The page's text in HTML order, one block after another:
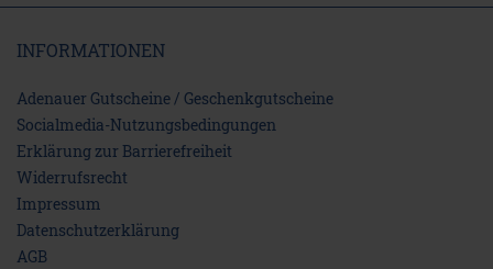
INFORMATIONEN
Adenauer Gutscheine / Geschenkgutscheine
Socialmedia-Nutzungsbedingungen
Erklärung zur Barrierefreiheit
Widerrufs­recht
Impressum
Daten­schutz­erklärung
AGB